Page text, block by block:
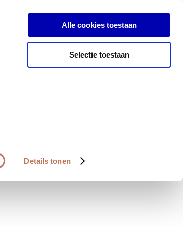
Details tonen
Alle cookies toestaan
Selectie toestaan
Inloggen